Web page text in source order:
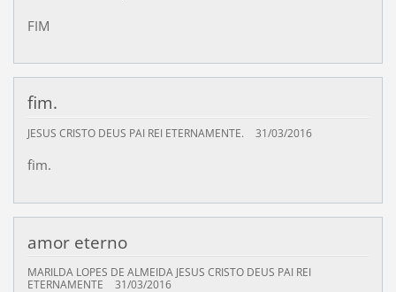
FIM
fim.
JESUS CRISTO DEUS PAI REI ETERNAMENTE. 31/03/2016
fim.
amor eterno
MARILDA LOPES DE ALMEIDA JESUS CRISTO DEUS PAI REI
ETERNAMENTE
31/03/2016